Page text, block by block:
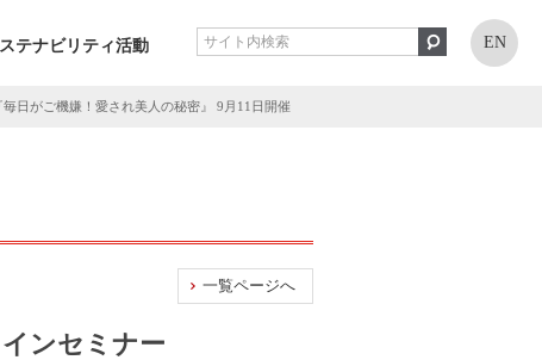
テナビリティ活動 EN
日がご機嫌！愛され美人の秘密』 9月11日開催
一覧ページへ
ンセミナー